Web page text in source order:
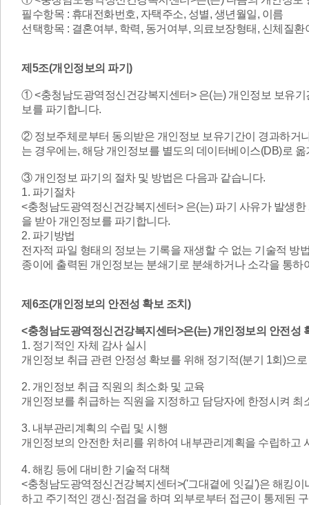
필수항목 : 휴대전화번호, 자택주소, 성별, 생년월일, 이름
선택항목 : 결혼여부, 학력, 동거여부, 의료보장형태, 신체질환
제5조(개인정보의 파기)
① <충청남도광역정신건강복지센터> 은(는) 개인정보 보유
보를 파기합니다.
② 정보주체로부터 동의받은 개인정보 보유기간이 경과하거
는 경우에는, 해당 개인정보를 별도의 데이터베이스(DB)로
③ 개인정보 파기의 절차 및 방법은 다음과 같습니다.
1. 파기절차
<충청남도광역정신건강복지센터> 은(는) 파기 사유가 발생
을 받아 개인정보를 파기합니다.
2. 파기방법
전자적 파일 형태의 정보는 기록을 재생할 수 없는 기술적 방
종이에 출력된 개인정보는 분쇄기로 분쇄하거나 소각을 통하
제6조(개인정보의 안전성 확보 조치)
<충청남도광역정신건강복지센터>은(는) 개인정보의 안전성
1. 정기적인 자체 감사 실시
개인정보 취급 관련 안정성 확보를 위해 정기적(분기 1회)으
2. 개인정보 취급 직원의 최소화 및 교육
개인정보를 취급하는 직원을 지정하고 담당자에 한정시켜
3. 내부관리계획의 수립 및 시행
개인정보의 안전한 처리를 위하여 내부관리계획을 수립하고
4. 해킹 등에 대비한 기술적 대책
<충청남도광역정신건강복지센터>('그대곁에 잇길')은 해킹이
하고 주기적인 갱신·점검을 하며 외부로부터 접근이 통제된